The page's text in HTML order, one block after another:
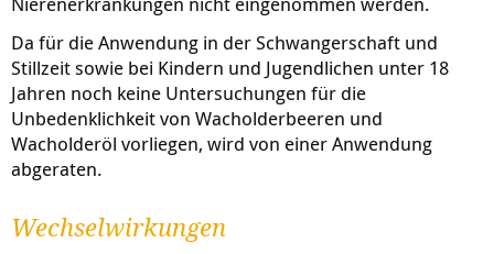
Da für die Anwendung in der Schwangerschaft und
Stillzeit sowie bei Kindern und Jugendlichen unter 18
Jahren noch keine Untersuchungen für die
Unbedenklichkeit von Wacholderbeeren und
Wacholderöl vorliegen, wird von einer Anwendung
abgeraten.
Wechselwirkungen